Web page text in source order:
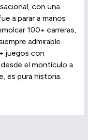
con una
a parar a manos
100+ carreras,
admirable.
juegos con
el montículo a
es pura historia.